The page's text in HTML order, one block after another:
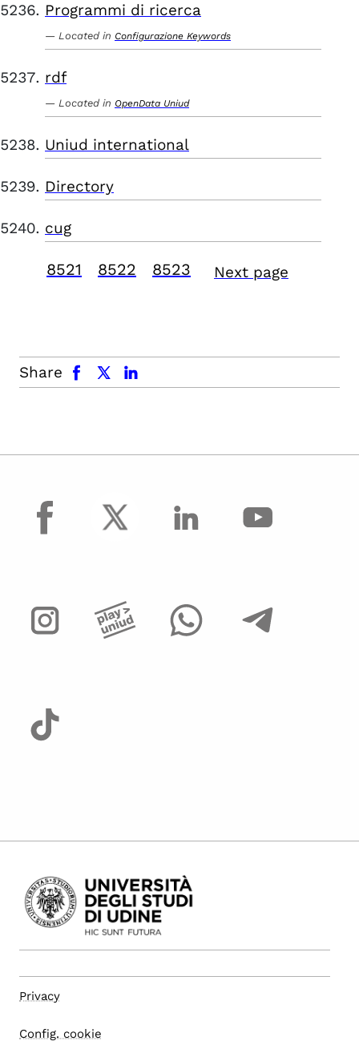
Programmi di ricerca
Located in Configurazione Keywords
rdf
Located in OpenData Uniud
Uniud international
Directory
cug
8521 8522 8523 Next page
Share
facebook x.com linkedin
facebook
Privacy
Config. cookie